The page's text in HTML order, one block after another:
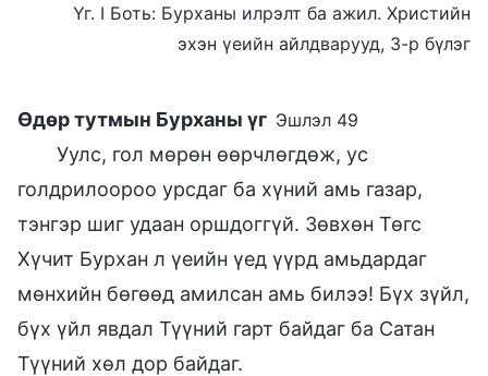
Үг. I Боть: Бурханы илрэлт ба ажил. Христийн
эхэн үеийн айлдварууд, 3-р бүлэг
Өдөр тутмын Бурханы үг Эшлэл 49
Уулс, гол мөрөн өөрчлөгдөж, ус
голдрилоороо урсдаг ба хүний амь газар,
тэнгэр шиг удаан оршдоггүй. Зөвхөн Төгс
Хүчит Бурхан л үеийн үед үүрд амьдардаг
мөнхийн бөгөөд амилсан амь билээ! Бүх зүйл,
бүх үйл явдал Түүний гарт байдаг ба Сатан
Түүний хөл дор байдаг.